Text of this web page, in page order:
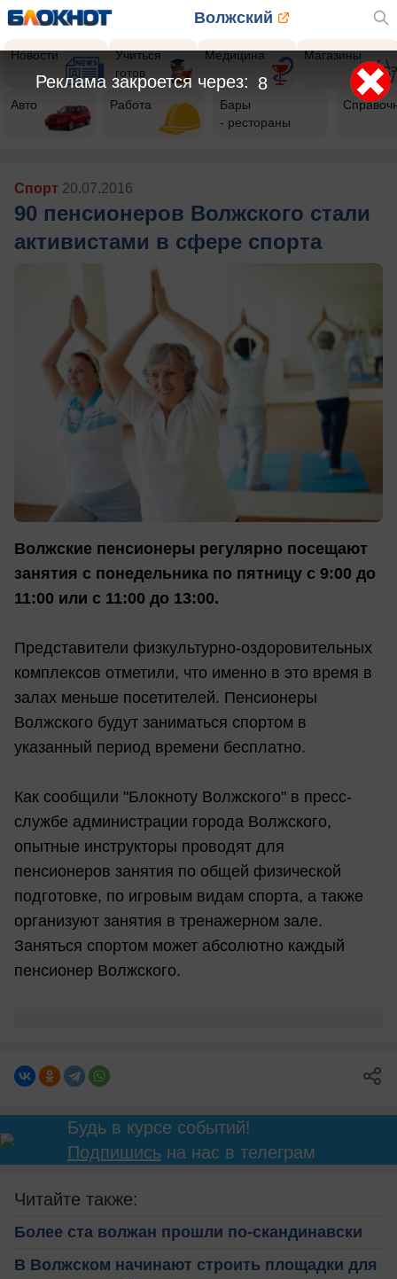
Волжский
Новости
Учиться
готов
Медицина Магазины
Авто Работа
Бары
- рестораны
Спорт 20.07.2016
90 пенсионеров Волжского стали
активистами в сфере спорта
Волжские пенсионеры регулярно посещают
занятия с понедельника по пятницу с 9:00 до
11:00 или с 11:00 до 13:00.
Представители физкультурно-оздоровительных
комплексов отметили, что именно в это время в
залах меньше посетителей. Пенсионеры
Волжского будут заниматься спортом в
указанный период времени бесплатно.
Как сообщили "Блокноту Волжского" в пресс-
службе администрации города Волжского,
опытные инструкторы проводят для
пенсионеров занятия по общей физической
подготовке, по игровым видам спорта, а также
организуют занятия в тренажерном зале.
Заняться спортом может абсолютно каждый
пенсионер Волжского.
Будь в курсе событий!
Подпишисьна нас в телеграм
Читайте также:
Более ста волжан прошли по-скандинавски
В Волжском начинают строить площадки для
5
Реклама закроется через: